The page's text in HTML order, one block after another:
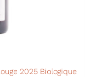
2025 Biologique